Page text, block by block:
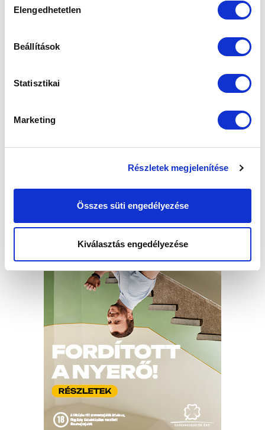
kiválasztása
Elengedhetetlen
Beállítások
Statisztikai
Marketing
Részletek megjelenítése
Összes süti engedélyezése
Kiválasztás engedélyezése